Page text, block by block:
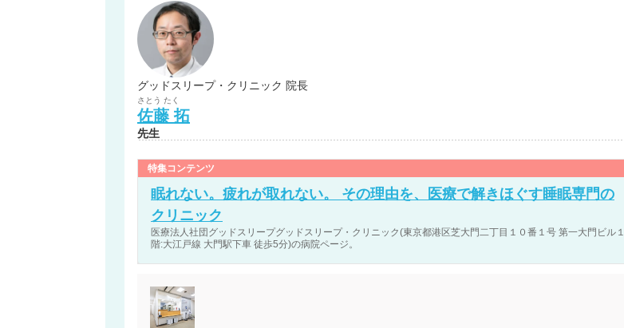
グッドスリープ・クリニック 院長
さとう たく
佐藤 拓
先生
特集コンテンツ
眠れない。疲れが取れない。 その理由を、医療で解きほぐす睡眠専門の
クリニック
医療法人社団グッドスリープグッドスリープ・クリニック(東京都港区芝大門二丁目１０番１号 第一大門ビル１
階:大江戸線 大門駅下車 徒歩5分)の病院ページ。